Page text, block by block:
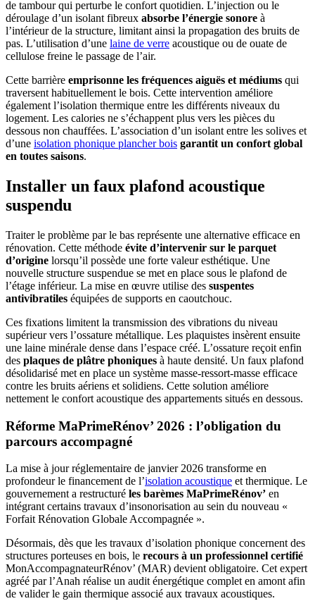
de tambour qui perturbe le confort quotidien. L’injection ou le
déroulage d’un isolant fibreux absorbe l’énergie sonore à
l’intérieur de la structure, limitant ainsi la propagation des bruits de
pas. L’utilisation d’une laine de verre acoustique ou de ouate de
cellulose freine le passage de l’air.
Cette barrière emprisonne les fréquences aiguës et médiums qui
traversent habituellement le bois. Cette intervention améliore
également l’isolation thermique entre les différents niveaux du
logement. Les calories ne s’échappent plus vers les pièces du
dessous non chauffées. L’association d’un isolant entre les solives et
d’une isolation phonique plancher bois garantit un confort global
en toutes saisons.
Installer un faux plafond acoustique
suspendu
Traiter le problème par le bas représente une alternative efficace en
rénovation. Cette méthode évite d’intervenir sur le parquet
d’origine lorsqu’il possède une forte valeur esthétique. Une
nouvelle structure suspendue se met en place sous le plafond de
l’étage inférieur. La mise en œuvre utilise des suspentes
antivibratiles équipées de supports en caoutchouc.
Ces fixations limitent la transmission des vibrations du niveau
supérieur vers l’ossature métallique. Les plaquistes insèrent ensuite
une laine minérale dense dans l’espace créé. L’ossature reçoit enfin
des plaques de plâtre phoniques à haute densité. Un faux plafond
désolidarisé met en place un système masse-ressort-masse efficace
contre les bruits aériens et solidiens. Cette solution améliore
nettement le confort acoustique des appartements situés en dessous.
Réforme MaPrimeRénov’ 2026 : l’obligation du
parcours accompagné
La mise à jour réglementaire de janvier 2026 transforme en
profondeur le financement de l’isolation acoustique et thermique. Le
gouvernement a restructuré les barèmes MaPrimeRénov’ en
intégrant certains travaux d’insonorisation au sein du nouveau «
Forfait Rénovation Globale Accompagnée ».
Désormais, dès que les travaux d’isolation phonique concernent des
structures porteuses en bois, le recours à un professionnel certifié
MonAccompagnateurRénov’ (MAR) devient obligatoire. Cet expert
agréé par l’Anah réalise un audit énergétique complet en amont afin
de valider le gain thermique associé aux travaux acoustiques.